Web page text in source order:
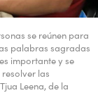
se reúnen para
palabras sagradas
importante y se
las
Leena, de la